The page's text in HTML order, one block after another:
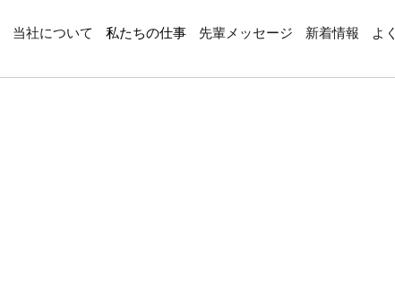
当社について 私たちの仕事 先輩メッセージ 新着情報 よ